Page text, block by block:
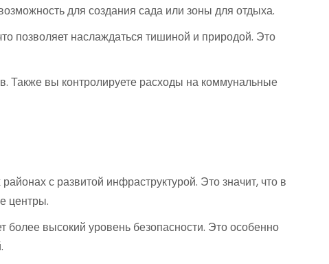
для создания сада или зоны для отдыха.
позволяет наслаждаться тишиной и природой. Это
Также вы контролируете расходы на коммунальные
с развитой инфраструктурой. Это значит, что в
центры.
высокий уровень безопасности. Это особенно